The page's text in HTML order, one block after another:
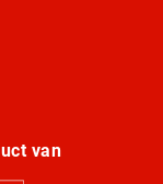
van